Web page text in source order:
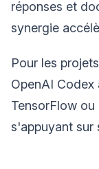
réponses et
synergie
Pour les
OpenAI Codex
TensorFlow ou
s'appuyant sur